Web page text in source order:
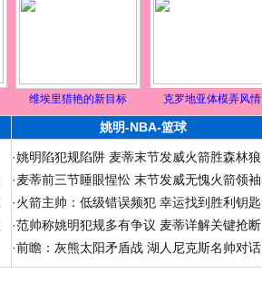
维埃里猎艳的新目标 克罗地亚体模弄风情
姚明-NBA-篮球
·姚明陷犯规陷阱 麦蒂末节发威火箭胜森林狼
·麦蒂前三节睡眼惺忪 末节发威无愧火箭领袖
·火箭主帅：低级错误频犯 幸运找到胜利钥匙
·范帅称姚明犯规多有争议 麦蒂详解关键抢断
·前瞻：灰熊太阳矛盾战 湖人尼克斯名帅对话